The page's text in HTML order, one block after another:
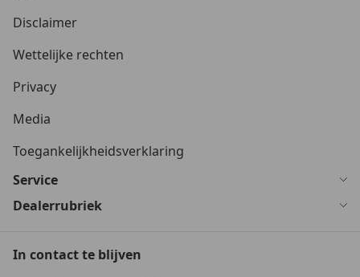
Disclaimer
Wettelijke rechten
Privacy
Media
Toegankelijkheidsverklaring
Service
Dealerrubriek
In contact te blijven